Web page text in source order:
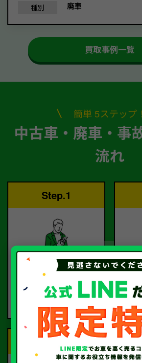
種別 廃車
買取事例一覧
簡単 5ステップ！
中古車・廃車・事
流れ
Step.1
ご依頼
お電話または査定フォー
ムより
査定
お電
Step.3